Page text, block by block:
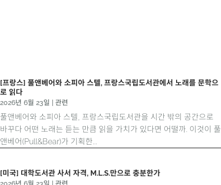
[프랑스] 풀앤베어와 소피아 스텔, 프랑스국립도서관에서 노래를 문학으
로 읽다
2026년 6월 23일 관련
풀앤베어와 소피아 스텔, 프랑스국립도서관을 시간 밖의 공간으로
바꾸다 어떤 노래는 듣는 만큼 읽을 가치가 있다면 어떨까. 이것이 풀
앤베어(Pull&Bear)가 기획한...
[미국] 대학도서관 사서 자격, M.L.S.만으로 충분한가